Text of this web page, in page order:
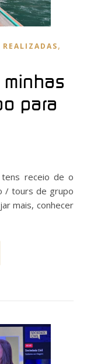
,
minhas
para
/ tours de grupo
mais, conhecer